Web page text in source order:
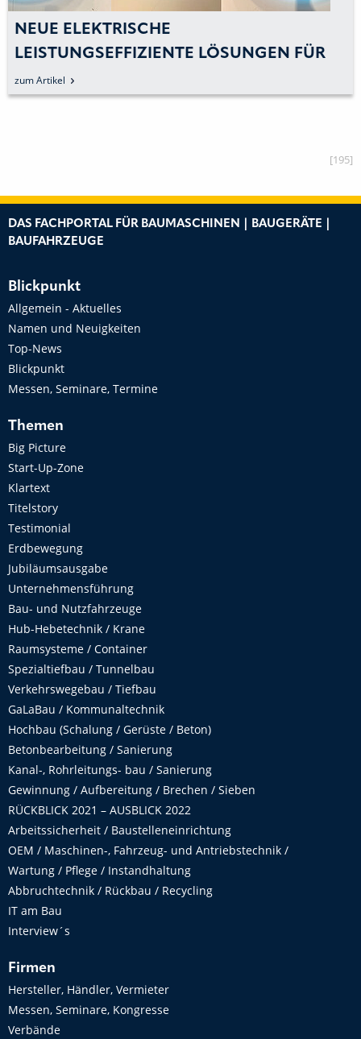
NEUE ELEKTRISCHE
LEISTUNGSEFFIZIENTE LÖSUNGEN FÜR
STRASSENBAUMASCHINEN
zum Artikel
[195]
DAS FACHPORTAL FÜR BAUMASCHINEN | BAUGERÄTE |
BAUFAHRZEUGE
Blickpunkt
Allgemein - Aktuelles
Namen und Neuigkeiten
Top-News
Blickpunkt
Messen, Seminare, Termine
Themen
Big Picture
Start-Up-Zone
Klartext
Titelstory
Testimonial
Erdbewegung
Jubiläumsausgabe
Unternehmensführung
Bau- und Nutzfahrzeuge
Hub-Hebetechnik / Krane
Raumsysteme / Container
Spezialtiefbau / Tunnelbau
Verkehrswegebau / Tiefbau
GaLaBau / Kommunaltechnik
Hochbau (Schalung / Gerüste / Beton)
Betonbearbeitung / Sanierung
Kanal-, Rohrleitungs- bau / Sanierung
Gewinnung / Aufbereitung / Brechen / Sieben
RÜCKBLICK 2021 – AUSBLICK 2022
Arbeitssicherheit / Baustelleneinrichtung
OEM / Maschinen-, Fahrzeug- und Antriebstechnik /
Wartung / Pflege / Instandhaltung
Abbruchtechnik / Rückbau / Recycling
IT am Bau
Interview´s
Firmen
Hersteller, Händler, Vermieter
Messen, Seminare, Kongresse
Verbände